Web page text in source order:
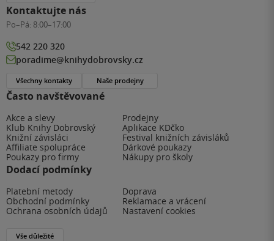
Často navštěvované
Akce a slevy
Prodejny
Klub Knihy Dobrovský
Aplikace KDčko
Knižní závisláci
Festival knižních závisláků
Affiliate spolupráce
Dárkové poukazy
Poukazy pro firmy
Nákupy pro školy
Dodací podmínky
Platební metody
Doprava
Obchodní podmínky
Reklamace a vrácení
Ochrana osobních údajů
Nastavení cookies
Vše důležité
Kontaktujte nás
Po–Pá: 8:00–17:00
542 220 320
poradime@knihydobrovsky.cz
Všechny kontakty Naše prodejny